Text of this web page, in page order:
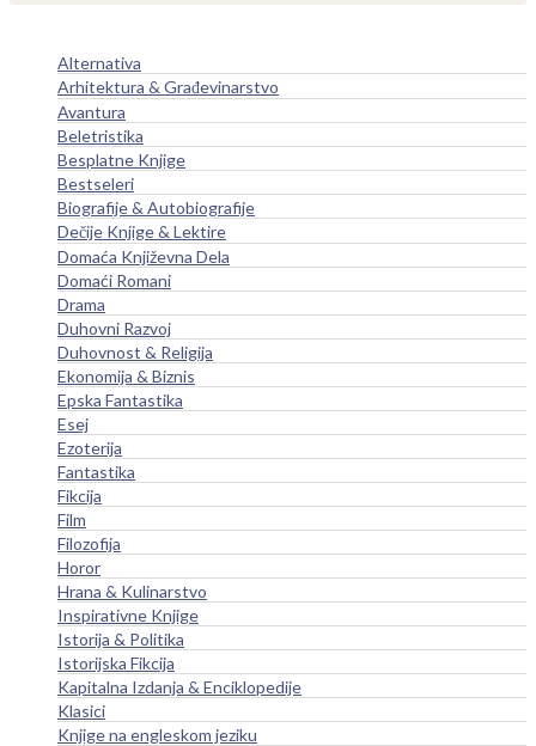
Alternativa
Arhitektura & Građevinarstvo
Avantura
Beletristika
Besplatne Knjige
Bestseleri
Biografije & Autobiografije
Dečije Knjige & Lektire
Domaća Književna Dela
Domaći Romani
Drama
Duhovni Razvoj
Duhovnost & Religija
Ekonomija & Biznis
Epska Fantastika
Esej
Ezoterija
Fantastika
Fikcija
Film
Filozofija
Horor
Hrana & Kulinarstvo
Inspirativne Knjige
Istorija & Politika
Istorijska Fikcija
Kapitalna Izdanja & Enciklopedije
Klasici
Knjige na engleskom jeziku